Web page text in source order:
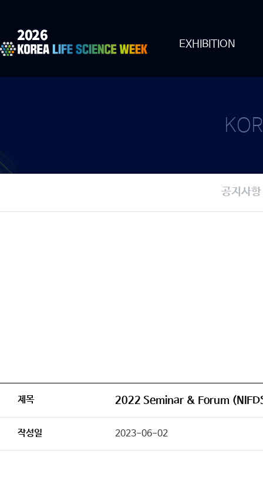
EXHIBITION
공지사항
제목 2022 Seminar & Forum
작성일 2023-06-02